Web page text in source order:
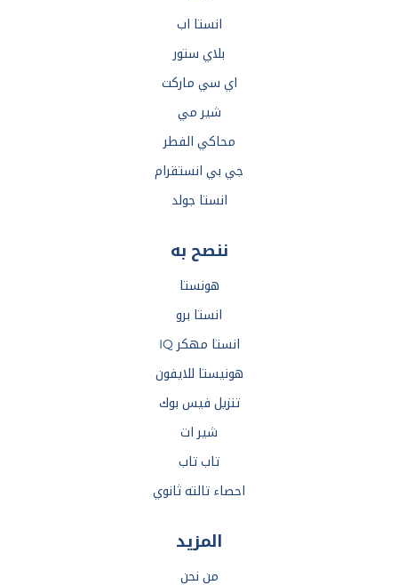
انستا اب
بلاي ستور
اي سي ماركت
شير مي
محاكي الفطر
جي بي انستقرام
انستا جولد
ننصح به
هونستا
انستا برو
انستا مهكر IQ
هونيستا للايفون
تنزيل فيس بوك
شير ات
تاب تاب
احصاء تالته ثانوي
المزيد
من نحن